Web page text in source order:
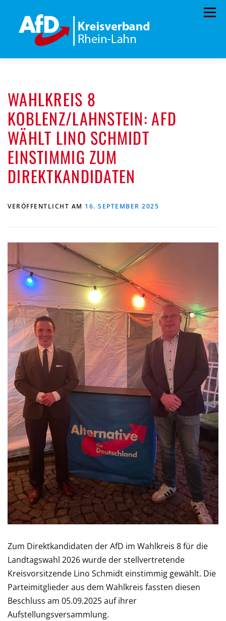
springen
Menü
KONTAKT MITGLIED WERDEN
IMPRESSUM VORSTAND
PRESSEMITTEILUNGEN
WAHLKREIS 8
KOBLENZ/LAHNSTEIN: AFD
WÄHLT LINO SCHMIDT
EINSTIMMIG ZUM
DIREKTKANDIDATEN
VERÖFFENTLICHT AM 16. SEPTEMBER 2025
Zum Direktkandidaten der AfD im Wahlkreis 8 für die
Landtagswahl 2026 wurde der stellvertretende
Kreisvorsitzende Lino Schmidt einstimmig gewählt. Die
Parteimitglieder aus dem Wahlkreis fassten diesen
Beschluss am 05.09.2025 auf ihrer
Aufstellungsversammlung.